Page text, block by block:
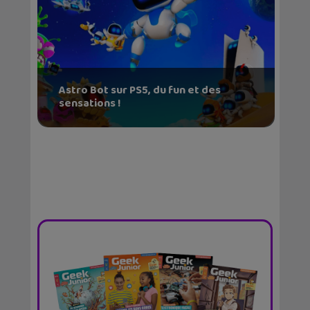
Astro Bot sur PS5, du fun et des
sensations !